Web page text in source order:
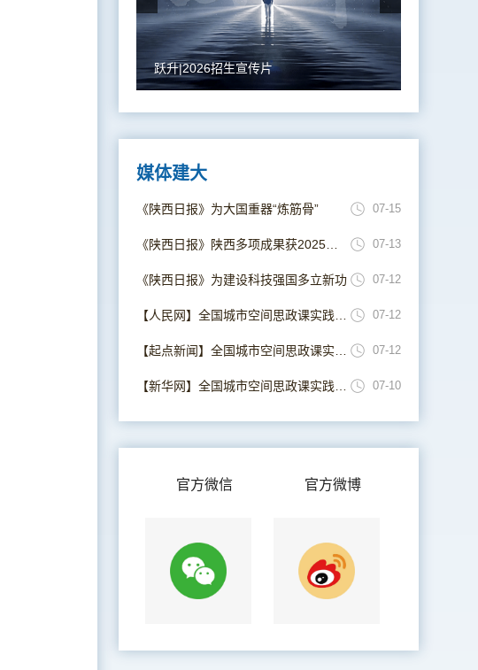
跃升|2026招生宣传片
媒体建大
07-15
《陕西日报》为大国重器“炼筋骨”
07-13
07-12
《陕西日报》为建设科技强国多立新功
07-12
07-12
07-10
官方微信 官方微博